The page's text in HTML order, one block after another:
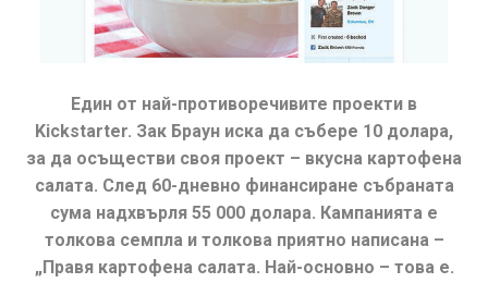
Един от най-противоречивите проекти в
Kickstarter. Зак Браун иска да събере 10 долара,
за да осъществи своя проект – вкусна картофена
салата. След 60-дневно финансиране събраната
сума надхвърля 55 000 долара. Кампанията е
толкова семпла и толкова приятно написана –
„Правя картофена салата. Най-основно – това е.